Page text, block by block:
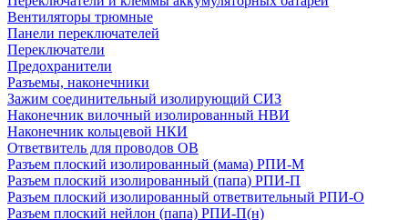
Вентиляторы трюмные
Панели переключателей
Переключатели
Предохранители
Разъемы, наконечники
Зажим соединительный изолирующий СИЗ
Наконечник вилочный изолированный НВИ
Наконечник кольцевой НКИ
Ответвитель для проводов ОВ
Разъем плоский изолированный (мама) РПИ-М
Разъем плоский изолированный (папа) РПИ-П
Разъем плоский изолированный ответвительный РПИ-О
Разъем плоский нейлон (папа) РПИ-П(н)